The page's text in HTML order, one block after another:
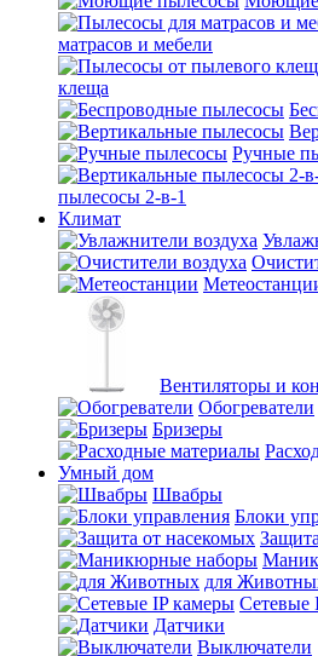
матрасов и мебели
клеща
Ручные
пылесосы 2-в-1
Климат
Вентиляторы и
Обогреватели
Бризеры
Умный дом
Швабры
Блоки
для
Сетевые
Датчики
Выключатели